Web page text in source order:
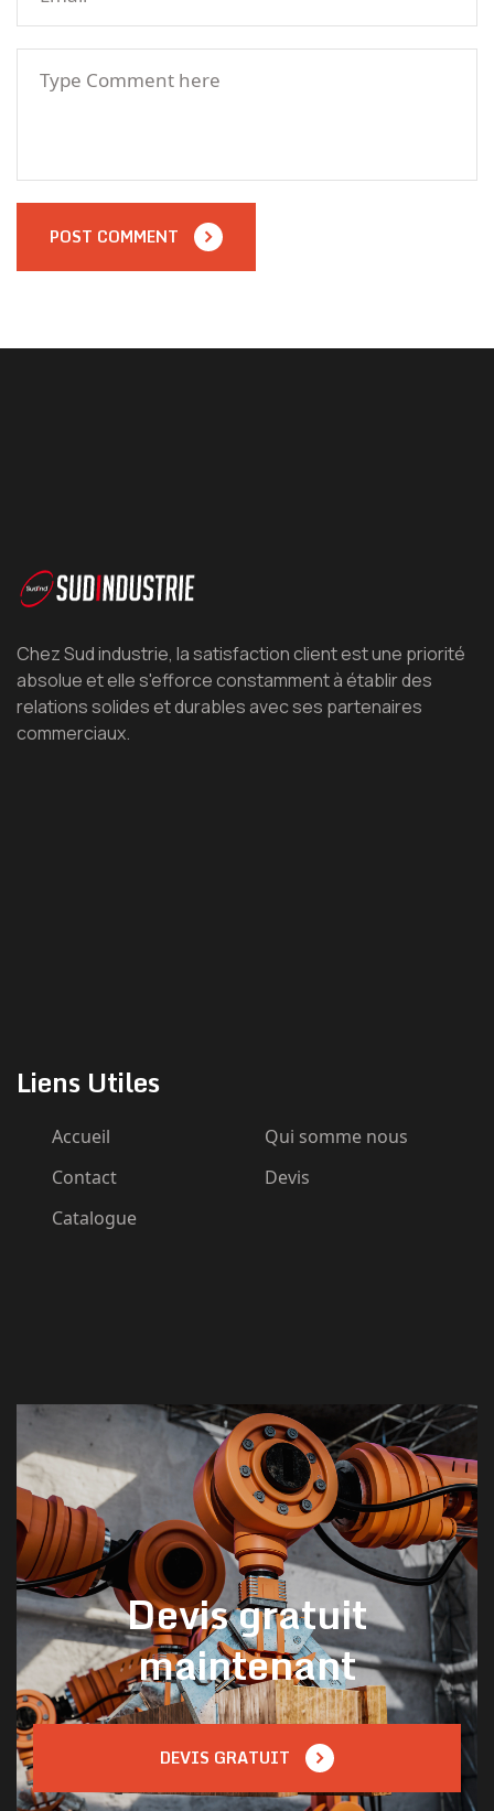
POST COMMENT
Chez Sud industrie, la satisfaction client est une priorité
absolue et elle s'efforce constamment à établir des
relations solides et durables avec ses partenaires
commerciaux.
Liens Utiles
Accueil
Qui somme nous
Contact
Devis
Catalogue
Devis gratuit
maintenant
DEVIS GRATUIT